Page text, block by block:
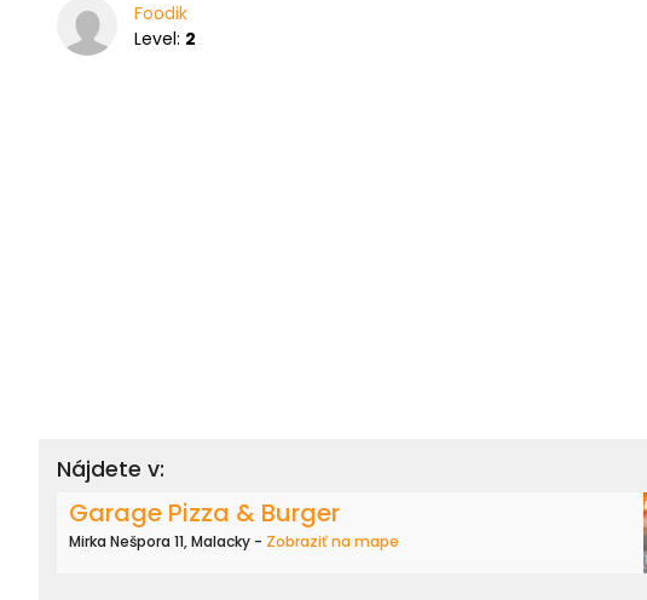
Foodik
Level: 2
Nájdete v:
Garage Pizza & Burger
Mirka Nešpora 11, Malacky - Zobraziť na mape